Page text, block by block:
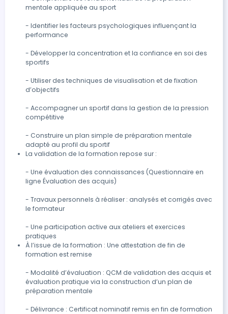
mentale appliquée au sport
- Identifier les facteurs psychologiques influençant la
performance
- Développer la concentration et la confiance en soi des
sportifs
- Utiliser des techniques de visualisation et de fixation
d’objectifs
- Accompagner un sportif dans la gestion de la pression
compétitive
- Construire un plan simple de préparation mentale
adapté au profil du sportif
La validation de la formation repose sur :
- Une évaluation des connaissances (Questionnaire en
ligne Évaluation des acquis)
- Travaux personnels à réaliser : analysés et corrigés avec
le formateur
- Une participation active aux ateliers et exercices
À l’issue de la formation : Une attestation de fin de
formation est remise
- Modalité d’évaluation : QCM de validation des acquis et
évaluation pratique via la construction d’un plan de
préparation mentale
- Délivrance : Certificat nominatif remis en fin de formation